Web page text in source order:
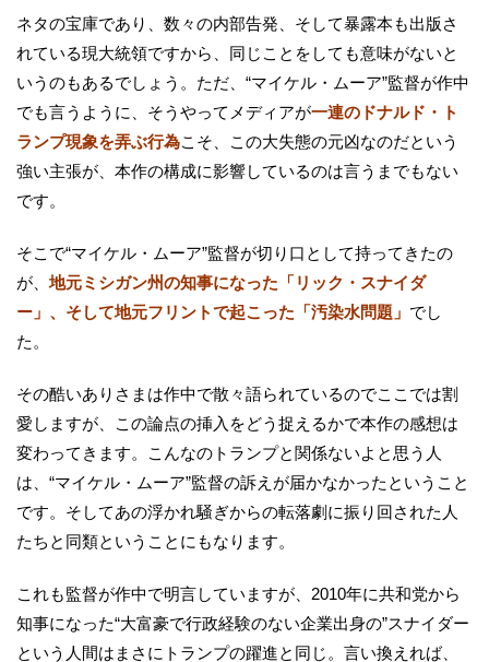
ネタの宝庫であり、数々の内部告発、そして暴露本も出版さ
れている現大統領ですから、同じことをしても意味がないと
いうのもあるでしょう。ただ、“マイケル・ムーア”監督が作中
でも言うように、そうやってメディアが一連のドナルド・ト
ランプ現象を弄ぶ行為こそ、この大失態の元凶なのだという
強い主張が、本作の構成に影響しているのは言うまでもない
です。
そこで“マイケル・ムーア”監督が切り口として持ってきたの
が、地元ミシガン州の知事になった「リック・スナイダ
ー」、そして地元フリントで起こった「汚染水問題」 でし
た。
その酷いありさまは作中で散々語られているのでここでは割
愛しますが、この論点の挿入をどう捉えるかで本作の感想は
変わってきます。こんなのトランプと関係ないよと思う人
は、“マイケル・ムーア”監督の訴えが届かなかったということ
です。そしてあの浮かれ騒ぎからの転落劇に振り回された人
たちと同類ということにもなります。
これも監督が作中で明言していますが、2010年に共和党から
知事になった“大富豪で行政経験のない企業出身の”スナイダー
という人間はまさにトランプの躍進と同じ。言い換えれば、